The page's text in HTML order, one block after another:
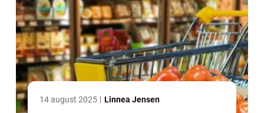
14 august 2025 Linnea Jensen